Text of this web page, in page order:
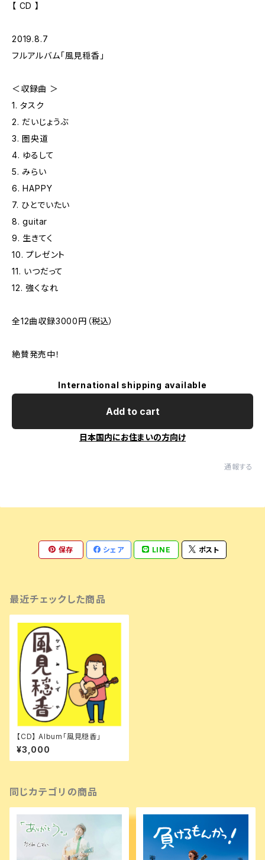
【 CD 】
2019.8.7
フルアルバム「風見穏香」
＜収録曲 ＞
1. タスク
2. だいじょうぶ
3. 圏央道
4. ゆるして
5. みらい
6. HAPPY
7. ひとでいたい
8. guitar
9. 生きてく
10. プレゼント
11. いつだって
12. 強くなれ
全12曲収録3000円（税込）
絶賛発売中！
International shipping available
Add to cart
日本国内にお住まいの方向け
通報する
保存 シェア LINE ポスト
最近チェックした商品
【CD】 Album「風見穏香」
¥3,000
同じカテゴリの商品